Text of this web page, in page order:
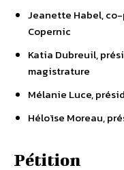
Jeanette Habel,
Copernic
Katia Dubreuil,
magistrature
Mélanie Luce,
Héloïse Moreau,
Pétition